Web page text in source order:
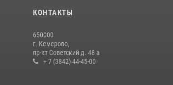
КОНТАКТЫ
650000
г. Кемерово,
пр-кт Советский д. 48 а
+ 7 (3842) 44-45-00